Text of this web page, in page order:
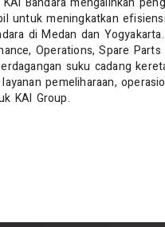
untuk meningkatkan
di Medan dan
Operations, Spare
suku cadang
pemeliharaan,
KAI Group.